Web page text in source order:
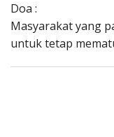
Doa :
Masyarakat yang
untuk tetap